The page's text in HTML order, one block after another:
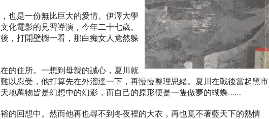
也是一份無比巨大的愛情。伊澤大學
化電影的見習導演，今年二十七歲。
，打開壁櫥一看，那白痴女人竟然躲
的住所。一想到母親的誠心，夏川就
以忍受，他打算先在外溜達一下，再慢慢整理思緒。夏川在戰後當起黑市
地萬物皆是幻想中的幻影，而自己的原形便是一隻做夢的蝴蝶……
的回想中。然而他再也尋不到冬夜裡的大衣，再也覓不著藍天下的熱情